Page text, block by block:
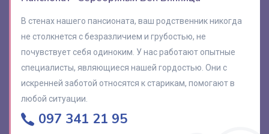
В стенах нашего пансионата, ваш родственник никогда
не столкнется с безразличием и грубостью, не
почувствует себя одиноким. У нас работают опытные
специалисты, являющиеся нашей гордостью. Они с
искренней заботой относятся к старикам, помогают в
любой ситуации.
097 341 21 95